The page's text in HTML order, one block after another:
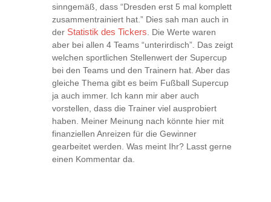
sinngemäß, dass “Dresden erst 5 mal komplett
zusammentrainiert hat.” Dies sah man auch in
der Statistik des Tickers. Die Werte waren
aber bei allen 4 Teams “unterirdisch”. Das zeigt
welchen sportlichen Stellenwert der Supercup
bei den Teams und den Trainern hat. Aber das
gleiche Thema gibt es beim Fußball Supercup
ja auch immer. Ich kann mir aber auch
vorstellen, dass die Trainer viel ausprobiert
haben. Meiner Meinung nach könnte hier mit
finanziellen Anreizen für die Gewinner
gearbeitet werden. Was meint Ihr? Lasst gerne
einen Kommentar da.